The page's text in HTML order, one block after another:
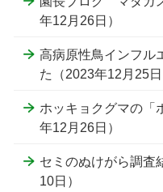
年12月26日）
高病原性鳥インフル
た（2023年12月25日
ホッキョクグマの「
年12月26日）
セミのぬけがら調査
10日）